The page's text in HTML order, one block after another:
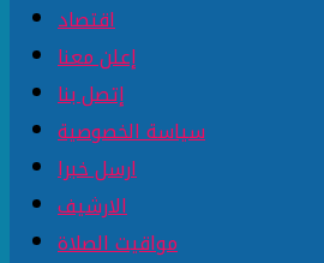
اقتصاد
إعلن معنا
إتصل بنا
سياسة الخصوصية
ارسل خبرا
الارشيف
مواقيت الصلاة